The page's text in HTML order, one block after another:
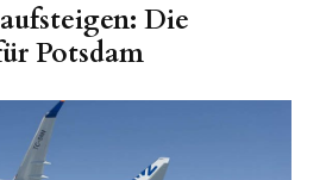
Die
Potsdam